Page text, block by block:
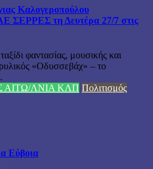
Καλογεροπούλου
τη Δευτέρα 27/7 στις
φαντασίας, μουσικής και
«Οδυσσεβάχ» – το
ΑΙΤΩ/ΛΝΙΑ ΚΛΠ Πολιτισμός
Εύβοια